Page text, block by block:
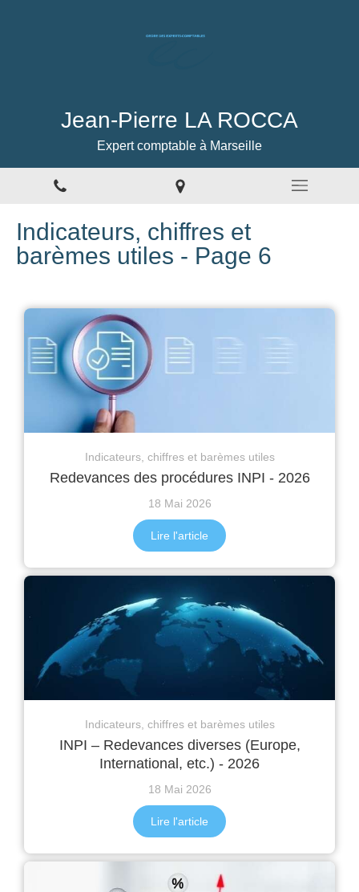
Jean-Pierre LA ROCCA
Expert comptable à Marseille
Indicateurs, chiffres et
barèmes utiles - Page 6
Indicateurs, chiffres et barèmes utiles
Redevances des procédures INPI - 2026
18 Mai 2026
Lire l'article
Indicateurs, chiffres et barèmes utiles
INPI – Redevances diverses (Europe,
International, etc.) - 2026
18 Mai 2026
Lire l'article